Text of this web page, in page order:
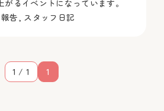
るイベントになっています。
告, スタッフ日記
1 / 1 1